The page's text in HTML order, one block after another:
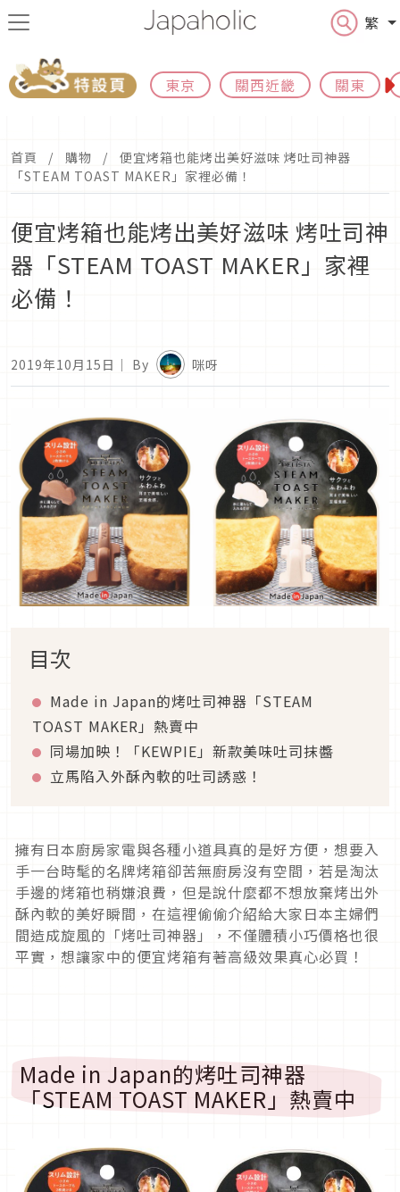
繁
東京 關西近畿 關東
首頁 購物
便宜烤箱也能烤出美好滋味 烤吐司神器
「STEAM TOAST MAKER」家裡必備！
便宜烤箱也能烤出美好滋味 烤吐司神
器「STEAM TOAST MAKER」家裡
必備！
2019年10月15日 ｜ By 咪呀
目次
Made in Japan的烤吐司神器「STEAM
TOAST MAKER」熱賣中
同場加映！「KEWPIE」新款美味吐司抹醬
立馬陷入外酥內軟的吐司誘惑！
擁有日本廚房家電與各種小道具真的是好方便，想要入
手一台時髦的名牌烤箱卻苦無廚房沒有空間，若是淘汰
手邊的烤箱也稍嫌浪費，但是說什麼都不想放棄烤出外
酥內軟的美好瞬間，在這裡偷偷介紹給大家日本主婦們
間造成旋風的「烤吐司神器」，不僅體積小巧價格也很
平實，想讓家中的便宜烤箱有著高級效果真心必買！
Made in Japan的烤吐司神器
「STEAM TOAST MAKER」熱賣中